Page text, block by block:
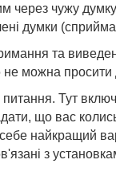
через чужу
думки
та
можна просити
Тут
що вас
найкращий
з